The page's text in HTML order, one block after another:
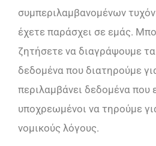
συμπεριλαμβανομένων
έχετε παράσχει σε εμάς.
ζητήσετε να διαγράψουμε
δεδομένα που διατηρούμε
περιλαμβάνει δεδομένα που
υποχρεωμένοι να τηρούμε
νομικούς λόγους.